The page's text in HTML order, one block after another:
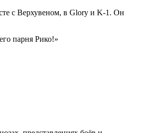
с Верхувеном, в Glory и K-1. Он
парня Рико!»